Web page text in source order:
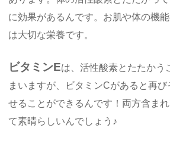
に効果があるんです。お肌や体の機
は大切な栄養です。
ビタミンEは、活性酸素とたたかう
まいますが、ビタミンCがあると再
せることができるんです！両方含ま
て素晴らしいんでしょう♪